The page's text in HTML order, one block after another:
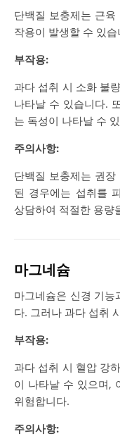
단백질 보충제는 근
작용이 발생할 수 있습
부작용:
과다 섭취 시 소화 불
나타날 수 있습니다​.
는 독성이 나타날 수
주의사항:
단백질 보충제는 권
된 경우에는 섭취를
상담하여 적절한 용량
마그네슘
마그네슘은 신경 기
다. 그러나 과다 섭취
부작용:
과다 섭취 시 혈압 강
이 나타날 수 있으며,
위험합니다​.
주의사항: